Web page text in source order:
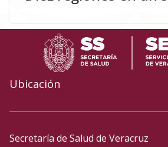
Ubicación
Secretaría de Salud de Veracruz